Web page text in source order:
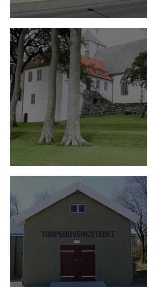
Vitenfabrikken
Kystpilegrimsleia